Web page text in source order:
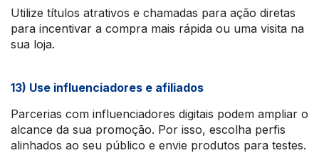
Utilize títulos atrativos e chamadas para ação diretas
para incentivar a compra mais rápida ou uma visita na
sua loja.
13) Use influenciadores e afiliados
Parcerias com influenciadores digitais podem ampliar o
alcance da sua promoção. Por isso, escolha perfis
alinhados ao seu público e envie produtos para testes.